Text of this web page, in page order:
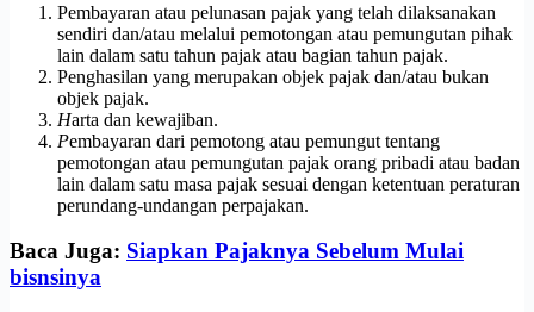
Pembayaran atau pelunasan pajak yang telah dilaksanakan
sendiri dan/atau melalui pemotongan atau pemungutan pihak
lain dalam satu tahun pajak atau bagian tahun pajak.
Penghasilan yang merupakan objek pajak dan/atau bukan
objek pajak.
Harta dan kewajiban.
Pembayaran dari pemotong atau pemungut tentang
pemotongan atau pemungutan pajak orang pribadi atau badan
lain dalam satu masa pajak sesuai dengan ketentuan peraturan
perundang-undangan perpajakan.
Baca Juga: Siapkan Pajaknya Sebelum Mulai
bisnsinya